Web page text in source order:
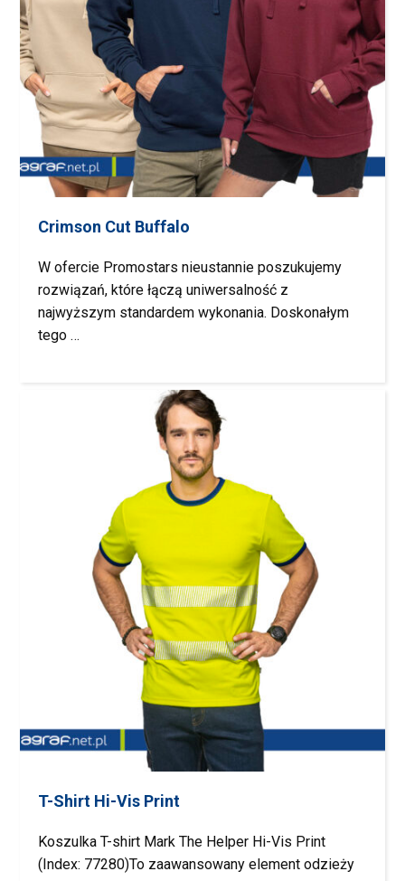
Crimson Cut Buffalo
W ofercie Promostars nieustannie poszukujemy
rozwiązań, które łączą uniwersalność z
najwyższym standardem wykonania. Doskonałym
tego …
T-Shirt Hi-Vis Print
Koszulka T-shirt Mark The Helper Hi-Vis Print
(Index: 77280)To zaawansowany element odzieży